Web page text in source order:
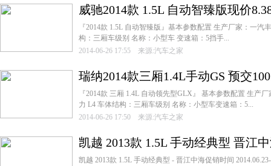
威驰2014款 1.5L 自动智臻版现价
『2014款 1.5L 自动智臻版』基本参数配置 生产厂家：一汽
构：三厢车级别 名称：小型车 变速箱：5挡手...
2014-06-26 17:55 来源:汽车之家
瑞纳2014款三厢1.4L手动GS 预交
『2014款 三厢 1.4L 自动领先型GLX』 基本参数配置 生产
力 L4 车体结构：三厢车级别 名称：小型车变速箱：5...
2014-06-26 17:50 来源:汽车之家
凯越 2013款 1.5L 手动经典型 晋江
凯越 2013款 1.5L 手动经典型 - 晋江中海促销时间